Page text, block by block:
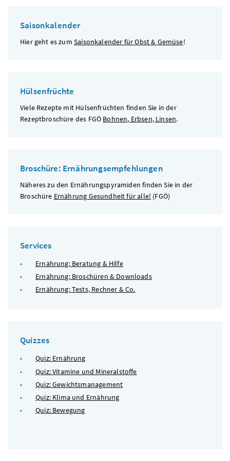
Saisonkalender
Hier geht es zum Saisonkalender für Obst & Gemüse!
Hülsenfrüchte
Viele Rezepte mit Hülsenfrüchten finden Sie in der
Rezeptbroschüre des FGÖ Bohnen, Erbsen, Linsen.
Broschüre: Ernährungsempfehlungen
Näheres zu den Ernährungspyramiden finden Sie in der
Broschüre Ernährung Gesundheit für alle! (FGÖ)
Services
Ernährung: Beratung & Hilfe
Ernährung: Broschüren & Downloads
Ernährung: Tests, Rechner & Co.
Quizzes
Quiz: Ernährung
Quiz: Vitamine und Mineralstoffe
Quiz: Gewichtsmanagement
Quiz: Klima und Ernährung
Quiz: Bewegung